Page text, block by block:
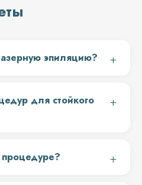
эпиляцию?
для стойкого
процедуре?